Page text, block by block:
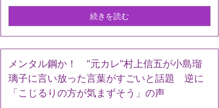
続きを読む
メンタル鋼か！ “元カレ”村上信五が小島瑠
璃子に言い放った言葉がすごいと話題 逆に
「こじるりの方が気まずそう」の声